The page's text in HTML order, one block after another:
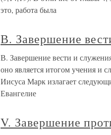
это, работа была
В. Завершение
В. Завершение вести и
оно является итогом учения и
Иисуса Марк излагает
Евангелие
V. Завершение